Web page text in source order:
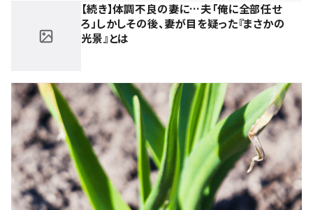
【続き】体調不良の妻に…夫「俺に全部任せ
ろ」しかしその後、妻が目を疑った『まさかの
光景』とは